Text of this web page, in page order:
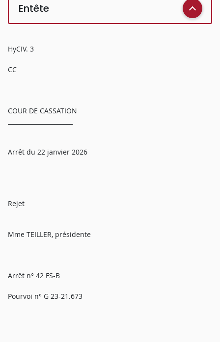
Entête
HyCIV. 3
CC
COUR DE CASSATION
Arrêt du 22 janvier 2026
Rejet
Mme TEILLER, présidente
Arrêt n° 42 FS-B
Pourvoi n° G 23-21.673